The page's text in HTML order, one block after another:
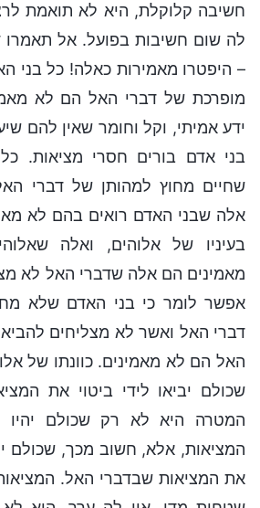
חשיבה קלוקלת, היא לא תואמת
לה שום חשיבות בפועל. אל תאמרו
– היפטרו מאמירות כאלה! כל בני
מופרכת של דברי האל הם לא
ידע אמיתי, וקל וחומר שאין להם
בני אדם בורים חסרי מציאות.
שחיים מחוץ למהותן של דברי
אלה שבני האדם רואים בהם לא
בעיניו של אלוהים, ואלה
מאמינים הם אלה שדברי האל לא
אפשר לומר כי בני האדם שלא
דברי האל ואשר לא מצליחים להביא
האל הם לא מאמינים. כוונתו של
שכולם יביאו לידי ביטוי את
המטרה היא לא רק שכולם יהיו
המציאות, אלא, חשוב מכך, שכולם
את המציאות שבדברי האל.